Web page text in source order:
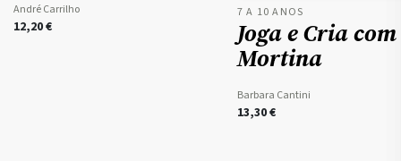
André Carrilho
12,20€
7 A 10 ANOS
Joga e Cria
Mortina
Barbara Cantini
13,30€